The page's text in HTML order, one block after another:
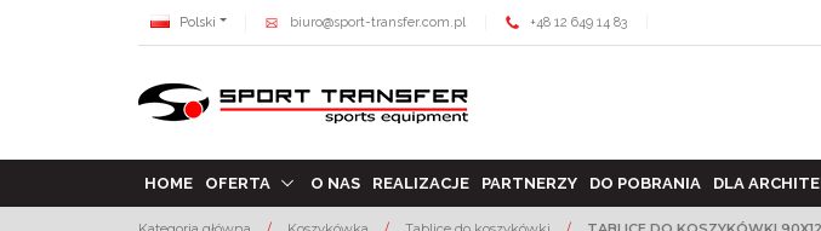
Polski biuro@sport-transfer.com.pl +48 12 649 14 83
HOME OFERTA O NAS REALIZACJE PARTNERZY DO POBRANIA DLA